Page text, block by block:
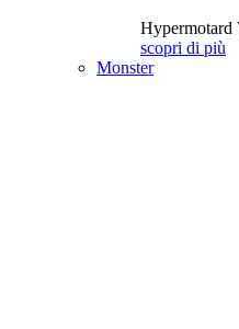
Hypermotard
scopri di più
Monster